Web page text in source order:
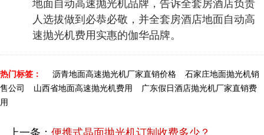
地面自动高速抛光机品牌，告诉全套房酒店负责
人选拔做到必恭必敬，并全套房酒店地面自动高
速抛光机费用实惠的伽华品牌。
热门标签： 沥青地面高速抛光机厂家直销价格
石家庄地面抛光机销
售公司
山西省地面高速抛光机费用
广东假日酒店抛光机厂家直销费
用
上一条： 便携式晶面抛光机订制收费多少？